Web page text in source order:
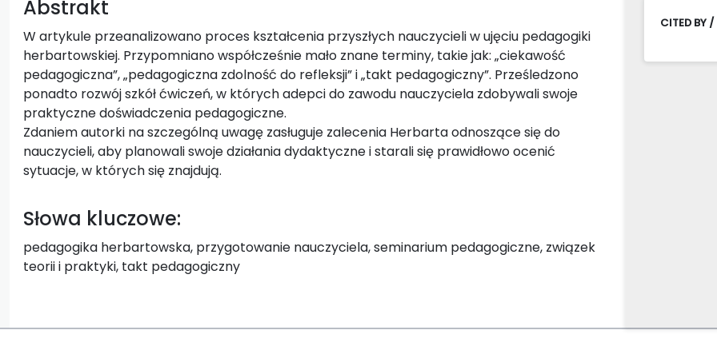
Abstrakt
W artykule przeanalizowano proces kształcenia przyszłych nauczycieli w ujęciu pedagogiki
herbartowskiej. Przypomniano współcześnie mało znane terminy, takie jak: „ciekawość
pedagogiczna”, „pedagogiczna zdolność do refleksji” i „takt pedagogiczny”. Prześledzono
ponadto rozwój szkół ćwiczeń, w których adepci do zawodu nauczyciela zdobywali swoje
praktyczne doświadczenia pedagogiczne.
Zdaniem autorki na szczególną uwagę zasługuje zalecenia Herbarta odnoszące się do
nauczycieli, aby planowali swoje działania dydaktyczne i starali się prawidłowo ocenić
sytuacje, w których się znajdują.
Słowa kluczowe:
pedagogika herbartowska, przygotowanie nauczyciela, seminarium pedagogiczne, związek
teorii i praktyki, takt pedagogiczny
CITED BY /